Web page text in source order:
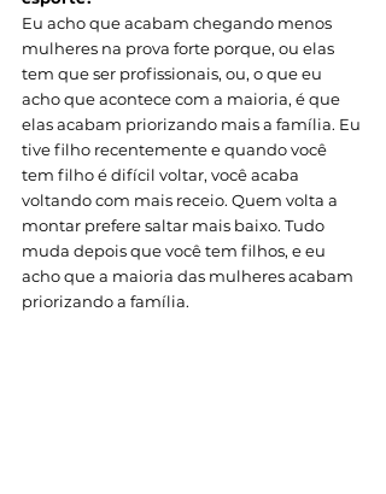
Eu acho que acabam chegando menos
mulheres na prova forte porque, ou elas
tem que ser profissionais, ou, o que eu
acho que acontece com a maioria, é que
elas acabam priorizando mais a família. Eu
tive filho recentemente e quando você
tem filho é difícil voltar, você acaba
voltando com mais receio. Quem volta a
montar prefere saltar mais baixo. Tudo
muda depois que você tem filhos, e eu
acho que a maioria das mulheres acabam
priorizando a família.